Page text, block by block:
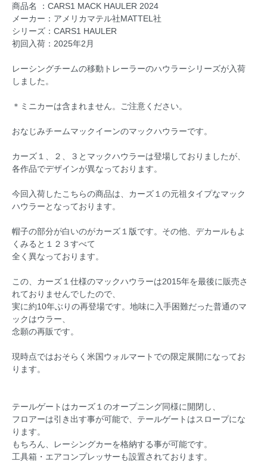
商品名 ：CARS1 MACK HAULER 2024
メーカー：アメリカマテル社MATTEL社
シリーズ：CARS1 HAULER
初回入荷：2025年2月
レーシングチームの移動トレーラーのハウラーシリーズが入荷
しました。
＊ミニカーは含まれません。ご注意ください。
おなじみチームマックイーンのマックハウラーです。
カーズ１、２、３とマックハウラーは登場しておりましたが、
各作品でデザインが異なっております。
今回入荷したこちらの商品は、カーズ１の元祖タイプなマック
ハウラーとなっております。
帽子の部分が白いのがカーズ１版です。その他、デカールもよ
くみると１２３すべて
全く異なっております。
この、カーズ１仕様のマックハウラーは2015年を最後に販売さ
れておりませんでしたので、
実に約10年ぶりの再登場です。地味に入手困難だった普通のマ
ックはウラー、
念願の再販です。
現時点ではおそらく米国ウォルマートでの限定展開になってお
ります。
テールゲートはカーズ１のオープニング同様に開閉し、
フロアーは引き出す事が可能で、テールゲートはスロープにな
ります。
もちろん、レーシングカーを格納する事が可能です。
工具箱・エアコンプレッサーも設置されております。